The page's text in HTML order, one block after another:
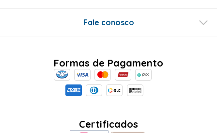
Fale conosco
Formas de Pagamento
Certificados